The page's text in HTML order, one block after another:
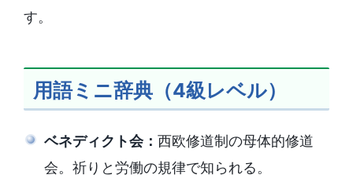
す。
用語ミニ辞典（4級レベル）
ベネディクト会： 西欧修道制の母体的修道
会。祈りと労働の規律で知られる。